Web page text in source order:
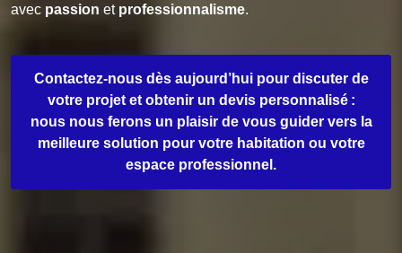
avec passion et professionnalisme.
Contactez-nous dès aujourd’hui pour discuter de
votre projet et obtenir un devis personnalisé :
nous nous ferons un plaisir de vous guider vers la
meilleure solution pour votre habitation ou votre
espace professionnel.